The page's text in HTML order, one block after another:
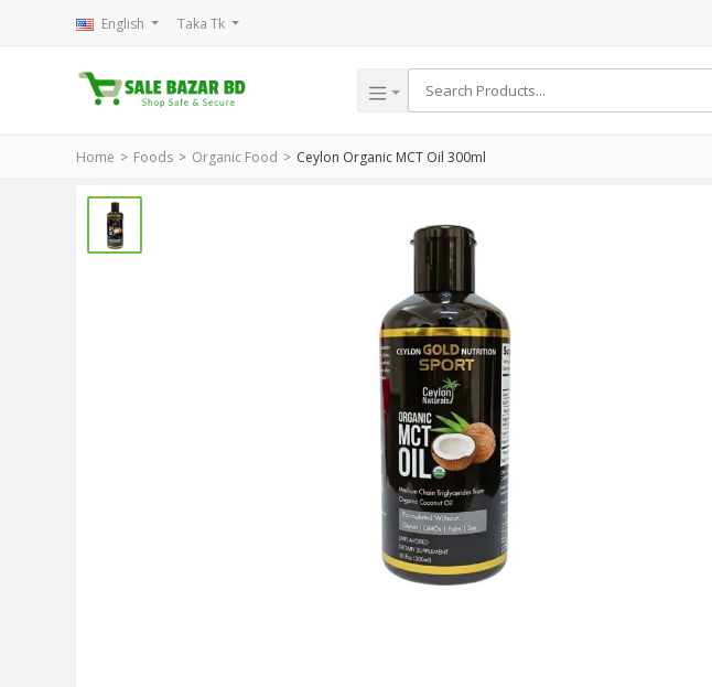
English Taka Tk
Home Foods Organic Food Ceylon Organic MCT Oil 300ml